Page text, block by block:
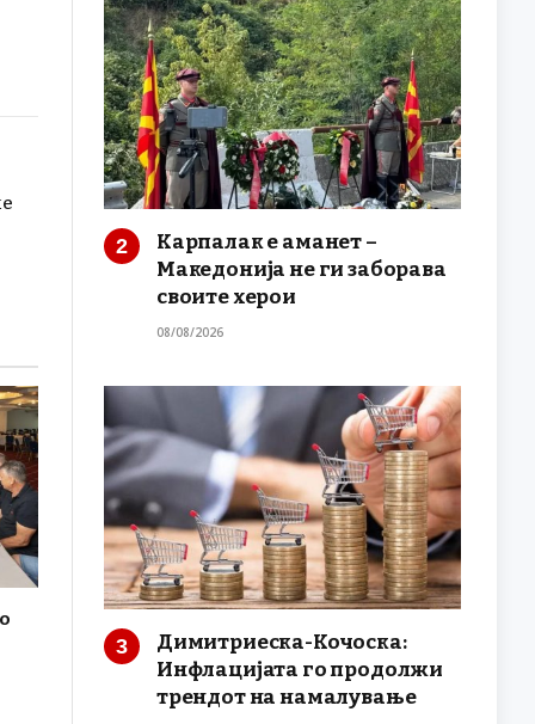
Карпалак е аманет –
Македонија не ги заборава
своите херои
08/08/2026
Димитриеска-Кочоска:
Инфлацијата го продолжи
трендот на намалување